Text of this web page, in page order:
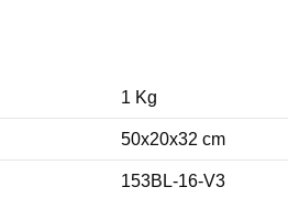
1 Kg
50x20x32 cm
153BL-16-V3